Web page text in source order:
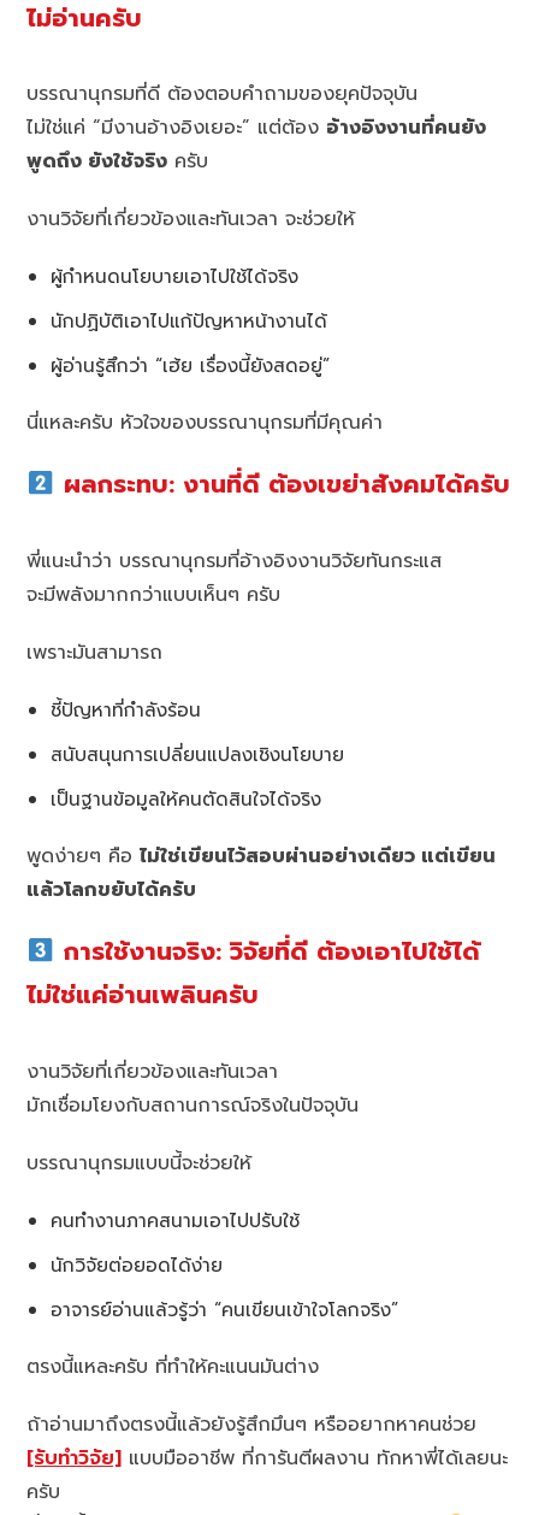
ไม่อ่านครับ
บรรณานุกรมที่ดี ต้องตอบคำถามของยุคปัจจุบัน
ไม่ใช่แค่ “มีงานอ้างอิงเยอะ” แต่ต้อง อ้างอิงงานที่คนยัง
พูดถึง ยังใช้จริง ครับ
งานวิจัยที่เกี่ยวข้องและทันเวลา จะช่วยให้
ผู้กำหนดนโยบายเอาไปใช้ได้จริง
นักปฏิบัติเอาไปแก้ปัญหาหน้างานได้
ผู้อ่านรู้สึกว่า “เฮ้ย เรื่องนี้ยังสดอยู่”
นี่แหละครับ หัวใจของบรรณานุกรมที่มีคุณค่า
ผลกระทบ: งานที่ดี ต้องเขย่าสังคมได้ครับ
พี่แนะนำว่า บรรณานุกรมที่อ้างอิงงานวิจัยทันกระแส
จะมีพลังมากกว่าแบบเห็นๆ ครับ
เพราะมันสามารถ
ชี้ปัญหาที่กำลังร้อน
สนับสนุนการเปลี่ยนแปลงเชิงนโยบาย
เป็นฐานข้อมูลให้คนตัดสินใจได้จริง
พูดง่ายๆ คือไม่ใช่เขียนไว้สอบผ่านอย่างเดียว แต่เขียน
แล้วโลกขยับได้ครับ
การใช้งานจริง: วิจัยที่ดี ต้องเอาไปใช้ได้
ไม่ใช่แค่อ่านเพลินครับ
งานวิจัยที่เกี่ยวข้องและทันเวลา
มักเชื่อมโยงกับสถานการณ์จริงในปัจจุบัน
บรรณานุกรมแบบนี้จะช่วยให้
คนทำงานภาคสนามเอาไปปรับใช้
นักวิจัยต่อยอดได้ง่าย
อาจารย์อ่านแล้วรู้ว่า “คนเขียนเข้าใจโลกจริง”
ตรงนี้แหละครับ ที่ทำให้คะแนนมันต่าง
ถ้าอ่านมาถึงตรงนี้แล้วยังรู้สึกมึนๆ หรืออยากหาคนช่วย
[รับทำวิจัย] แบบมืออาชีพ ที่การันตีผลงาน ทักหาพี่ได้เลยนะ
ครับ